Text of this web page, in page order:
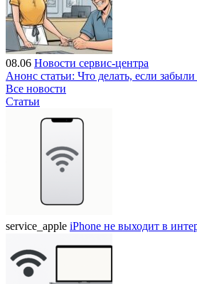
08.06 Новости сервис-центра
Анонс статьи: Что делать, если
Все новости
Статьи
service_apple iPhone не выходит в